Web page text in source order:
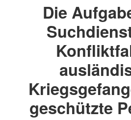
Die
geschützte